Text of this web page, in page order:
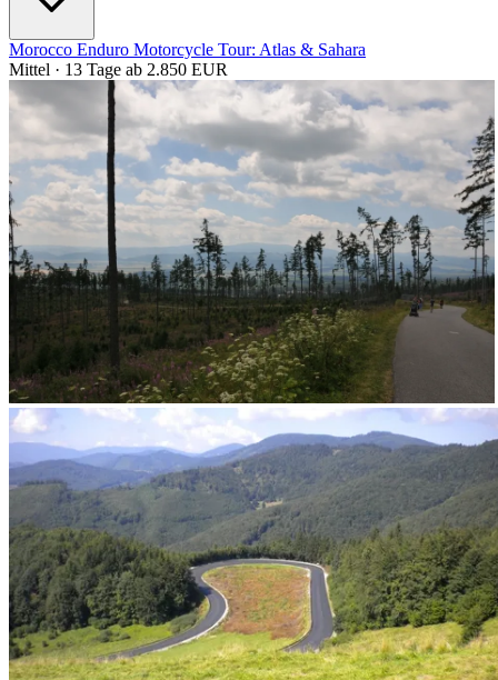
Morocco Enduro Motorcycle Tour: Atlas & Sahara
Mittel · 13 Tage ab 2.850 EUR